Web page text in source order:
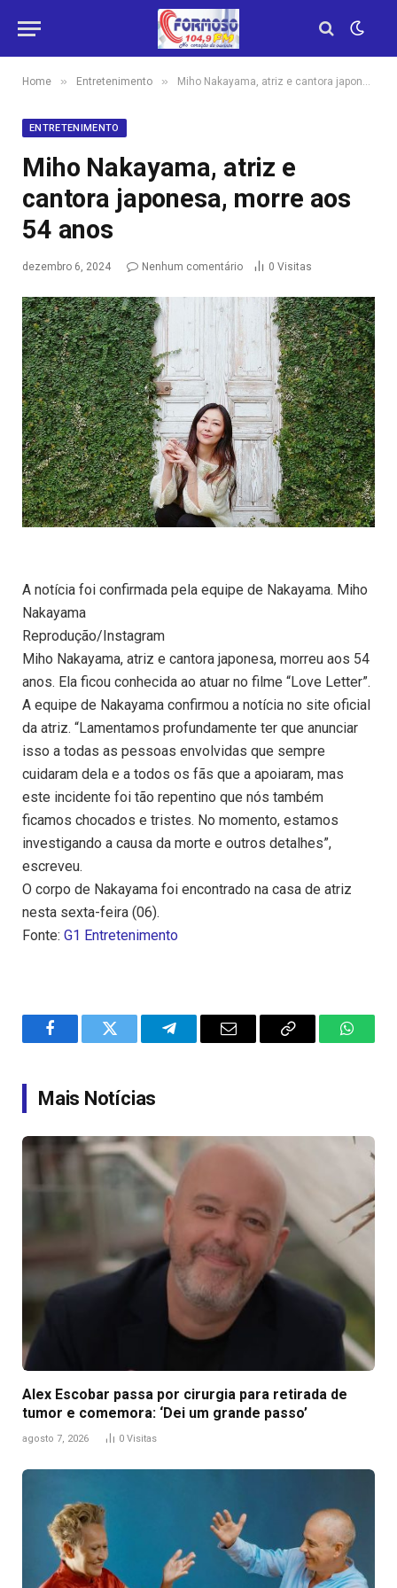
Home » Entretenimento » Miho Nakayama, atriz e cantora japonesa, morre aos 54 anos
ENTRETENIMENTO
Miho Nakayama, atriz e
cantora japonesa, morre aos
54 anos
dezembro 6, 2024 Nenhum comentário 0 Visitas
A notícia foi confirmada pela equipe de Nakayama. Miho
Nakayama
Reprodução/Instagram
Miho Nakayama, atriz e cantora japonesa, morreu aos 54
anos. Ela ficou conhecida ao atuar no filme “Love Letter”.
A equipe de Nakayama confirmou a notícia no site oficial
da atriz. “Lamentamos profundamente ter que anunciar
isso a todas as pessoas envolvidas que sempre
cuidaram dela e a todos os fãs que a apoiaram, mas
este incidente foi tão repentino que nós também
ficamos chocados e tristes. No momento, estamos
investigando a causa da morte e outros detalhes”,
escreveu.
O corpo de Nakayama foi encontrado na casa de atriz
nesta sexta-feira (06).
Fonte: G1 Entretenimento
FacebookTwitter TelegramEmail
Copy
Mais Notícias
Alex Escobar passa por cirurgia para retirada de
tumor e comemora: ‘Dei um grande passo’
agosto 7, 2026 0 Visitas